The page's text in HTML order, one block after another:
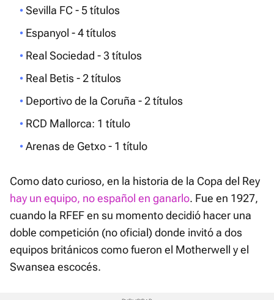
Sevilla FC - 5 títulos
Espanyol - 4 títulos
Real Sociedad - 3 títulos
Real Betis - 2 títulos
Deportivo de la Coruña - 2 títulos
RCD Mallorca: 1 título
Arenas de Getxo - 1 título
Como dato curioso, en la historia de la Copa del Rey
hay un equipo, no español en ganarlo. Fue en 1927,
cuando la RFEF en su momento decidió hacer una
doble competición (no oficial) donde invitó a dos
equipos británicos como fueron el Motherwell y el
Swansea escocés.